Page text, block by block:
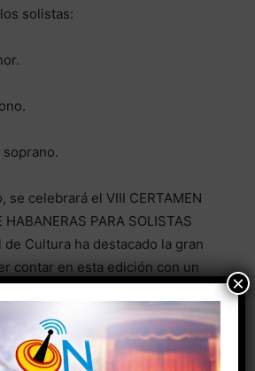
solistas:
se celebrará el VIII CERTAMEN
HABANERAS PARA SOLISTAS
de Cultura ha destacado la gran
contar en esta edición con un
procedentes de toda España y
Japón y Francia.
×